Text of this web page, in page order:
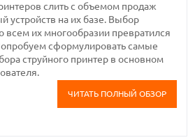
слить с объемом продаж
устройств на их базе. Выбор
всем их многообразии превратился
сформулировать самые
струйного принтер в основном
ЧИТАТЬ ПОЛНЫЙ ОБЗОР